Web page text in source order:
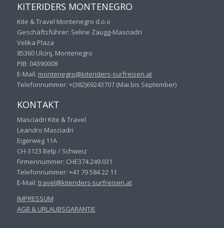
KITERIDERS MONTENEGRO
Kite & Travel Montenegro d.o.o
Geschäftsführer: Seline Zaugg-Masciadri
Velika Plaza
85360 Ulcinj, Montenegro
PIB: 04390008
E-Mail: montenegro@kiteriders-surfreisen.at
Telefonnummer: +(382)69243707 (Mai bis September)
KONTAKT
Masciadri Kite & Travel
Leandro Masciadri
Eigerweg 11A
CH-3123 Belp / Schweiz
Firmennummer: CHE374.249.031
Telefonnummer: +41 79 584 22 11
E-Mail: travel@kiteriders-surfreisen.at
IMPRESSUM
AGB & URLAUBSGARANTIE